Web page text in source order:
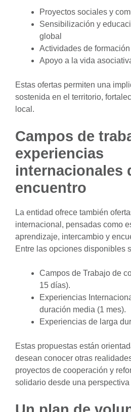
Proyectos sociales y
Sensibilización y
global
Actividades de
Apoyo a la vida
Estas ofertas permiten una
sostenida en el territorio,
local.
Campos de
experiencias
internacionales
encuentro
La entidad ofrece también
internacional, pensadas como
aprendizaje, intercambio y
Entre las opciones disponibles
Campos de Trabajo de
15 días).
Experiencias
duración media (1 mes).
Experiencias de larga
Estas propuestas están
desean conocer otras
proyectos de cooperación y
solidario desde una